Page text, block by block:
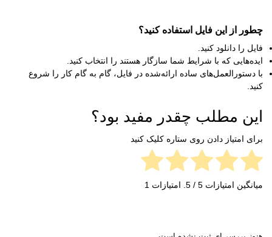
چطور از این فایل استفاده کنید؟
فایل را دانلود کنید.
ایده‌هایی که با شرایط شما سازگار هستند را انتخاب کنید.
با دستورالعمل‌های ساده ارائه‌شده در فایل، گام به گام کار را شروع
کنید.
این مطلب چقدر مفید بود؟
برای امتیاز دادن روی ستاره کلیک کنید
میانگین امتیازات 5 / 5. امتیازات 1